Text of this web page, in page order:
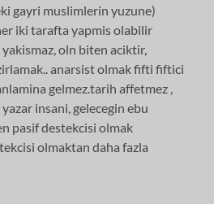
gayri muslimlerin yuzune)
iki tarafta yapmis olabilir
oln biten aciktir,
anarsist olmak fifti fiftici
gelmez.tarih affetmez ,
insani, gelecegin ebu
pasif destekcisi olmak
olmaktan daha fazla